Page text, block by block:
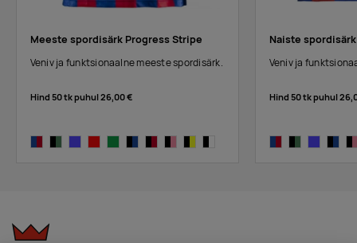
Meeste spordisärk Progress Stripe
Veniv ja funktsionaalne meeste spordisärk.
Hind 50 tk puhul26,00 €
Naiste
Veniv ja
Hind 50 tk puhul